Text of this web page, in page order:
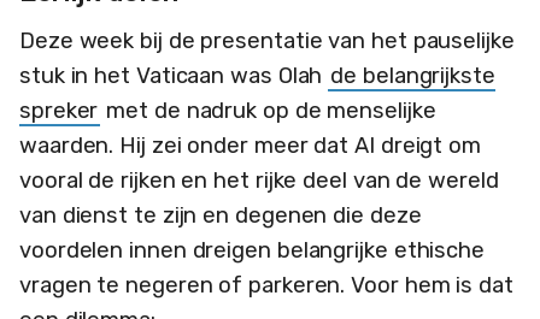
Deze week bij de presentatie van het pauselijke
stuk in het Vaticaan was Olah de belangrijkste
spreker met de nadruk op de menselijke
waarden. Hij zei onder meer dat AI dreigt om
vooral de rijken en het rijke deel van de wereld
van dienst te zijn en degenen die deze
voordelen innen dreigen belangrijke ethische
vragen te negeren of parkeren. Voor hem is dat